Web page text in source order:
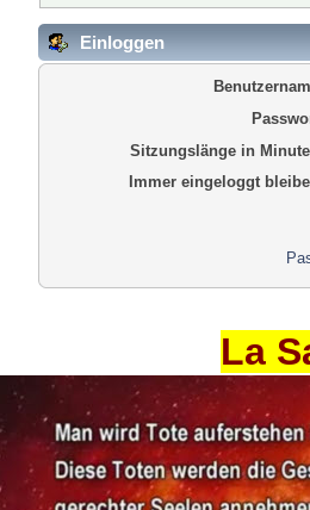
Einloggen
Sitzungslänge in
Immer eingeloggt
La